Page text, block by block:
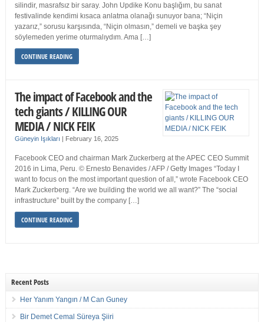
silindir, masrafsız bir saray. John Updike Konu başlığım, bu sanat
festivalinde kendimi kısaca anlatma olanağı sunuyor bana; “Niçin
yazarız,” sorusu karşısında, “Niçin olmasın,” demeli ve başka şey
söylemeden yerime oturmalıydım. Ama […]
CONTINUE READING
The impact of Facebook and the
tech giants / KILLING OUR
MEDIA / NICK FEIK
Güneyin Işıkları | February 16, 2025
Facebook CEO and chairman Mark Zuckerberg at the APEC CEO Summit
2016 in Lima, Peru. © Ernesto Benavides / AFP / Getty Images “Today I
want to focus on the most important question of all,” wrote Facebook CEO
Mark Zuckerberg. “Are we building the world we all want?” The “social
infrastructure” built by the company […]
CONTINUE READING
Recent Posts
Her Yanım Yangın / M Can Guney
Bir Demet Cemal Süreya Şiiri